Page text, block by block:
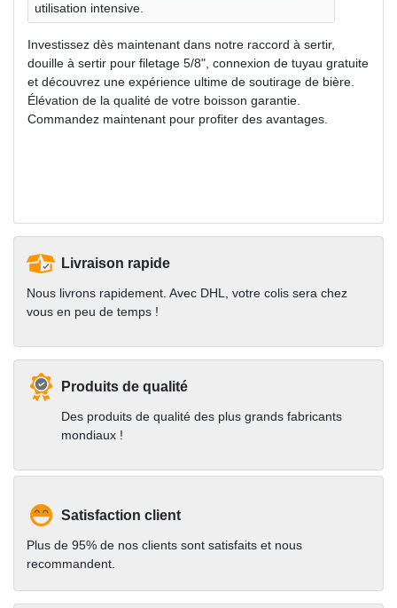
utilisation intensive.
Investissez dès maintenant dans notre raccord à sertir,
douille à sertir pour filetage 5/8", connexion de tuyau gratuite
et découvrez une expérience ultime de soutirage de bière.
Élévation de la qualité de votre boisson garantie.
Commandez maintenant pour profiter des avantages.
Livraison rapide
Nous livrons rapidement. Avec DHL, votre colis sera chez
vous en peu de temps !
Produits de qualité
Des produits de qualité des plus grands fabricants
mondiaux !
Satisfaction client
Plus de 95% de nos clients sont satisfaits et nous
recommandent.